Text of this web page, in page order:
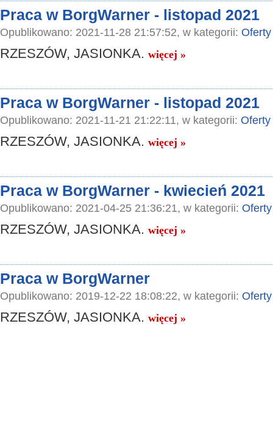
Praca w BorgWarner - listopad 2021
Opublikowano: 2021-11-28 21:57:52, w kategorii:
RZESZÓW, JASIONKA. więcej »
Praca w BorgWarner - listopad 2021
Opublikowano: 2021-11-21 21:22:11, w kategorii:
RZESZÓW, JASIONKA. więcej »
Praca w BorgWarner - kwiecień 2021
Opublikowano: 2021-04-25 21:36:21, w kategorii:
RZESZÓW, JASIONKA. więcej »
Praca w BorgWarner
Opublikowano: 2019-12-22 18:08:22, w kategorii:
RZESZÓW, JASIONKA. więcej »